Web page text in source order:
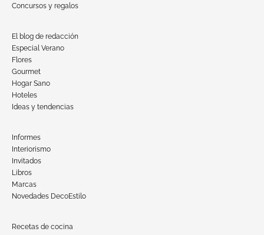
Concursos y regalos
El blog de redacción
Especial Verano
Flores
Gourmet
Hogar Sano
Hoteles
Ideas y tendencias
Informes
Interiorismo
Invitados
Libros
Marcas
Novedades DecoEstilo
Recetas de cocina